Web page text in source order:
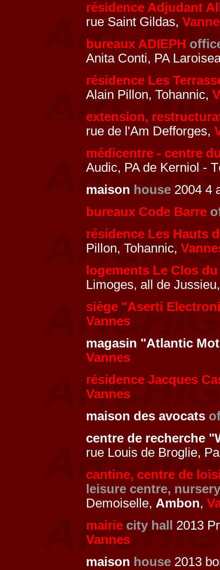
résidence Adjudant
rue Saint Gildas,
bureaux ADIEPH
Anita Conti, PA
résidence Les
Alain Pillon, Tohannic,
extension,
rue de l'Am Defforges,
médicentre - centre
Audic, PA de Kerniol -
maison house 2004 4
bureaux Code Barre
résidence Les Hauts
Pillon, Tohannic,
logements Le Clos
Limoges, all de
siège "Aserti
Vannes
magasin "Atlantic
Vannes
résidence Jacques
Vannes
maison des avocats
centre de recherche
rue Louis de Broglie,
cantine, centre de
leisure centre,
Demoiselle, Ambon,
mairie city hall
2013
Vannes
maison house 2013